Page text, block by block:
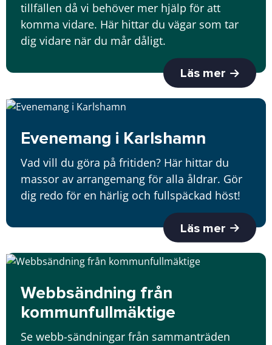
tillfällen då vi behöver mer hjälp för att
komma vidare. Här hittar du vägar som tar
dig vidare när du mår dåligt.
Läs mer
Evenemang i Karlshamn
Vad vill du göra på fritiden? Här hittar du
massor av arrangemang för alla åldrar. Gör
dig redo för en härlig och fullspäckad höst!
Läs mer
Webbsändning från
kommunfullmäktige
Se webb-sändningar från sammanträden